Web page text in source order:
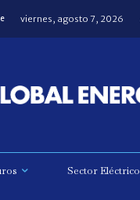
viernes, agosto 7, 2026
Sector Eléctrico